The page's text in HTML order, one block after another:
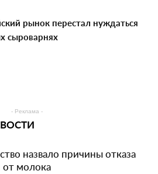
рынок перестал нуждаться
сыроварнях
- Реклама -
назвало причины отказа
от молока